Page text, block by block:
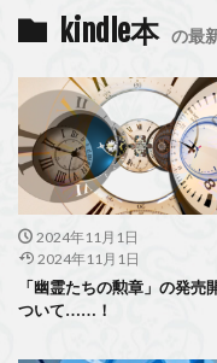
kindle本 の最
2024年11月1日
2024年11月1日
「幽霊たちの勲章」の発売
ついて……！